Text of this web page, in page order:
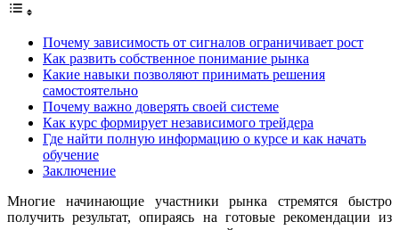
Почему зависимость от сигналов ограничивает рост
Как развить собственное понимание рынка
Какие навыки позволяют принимать решения
самостоятельно
Почему важно доверять своей системе
Как курс формирует независимого трейдера
Где найти полную информацию о курсе и как начать
обучение
Заключение
Многие начинающие участники рынка стремятся быстро
получить результат, опираясь на готовые рекомендации из